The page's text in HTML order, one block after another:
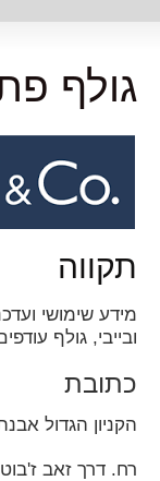
גולף
תקווה
מידע שימושי
ובייבי, גולף
כתובת
הקניון הגדול
רח. דרך זאב